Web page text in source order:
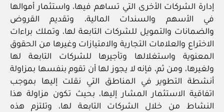
إدارة الشركات الأخرى التي تساهم فيها، واستثمار أموالها
في الأسهم والسندات المالية، وتقديم القروض
والضمانات والتمويل للشركات التابعة لها، وتملك براءات
الاختراع والعلامات التجارية والامتيازات وغيرها من الحقوق
المعنوية واستغلالها وتأجيرها للشركات التابعة لها
ولغيرها، ومن ثم، فإنه لا يجوز لها أن تقوم بنفسها بمزاولة
أنشطة التطوير في المناطق التي نقلت إليها بموجب
اتفاقية الاستثمار المشار إليها، بحيث تكون مزاولة هذا
النشاط من خلال الشركات التابعة لها، وتلتزم هذه